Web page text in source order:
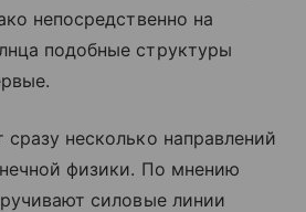
непосредственно на
подобные структуры
несколько направлений
физики. По мнению
силовые линии